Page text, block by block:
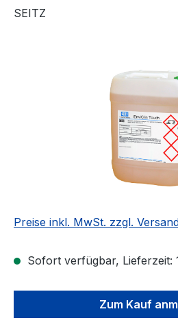
SEITZ
Preise inkl. MwSt. zzgl.
Sofort verfügbar, Lieferzeit:
Zum Kauf